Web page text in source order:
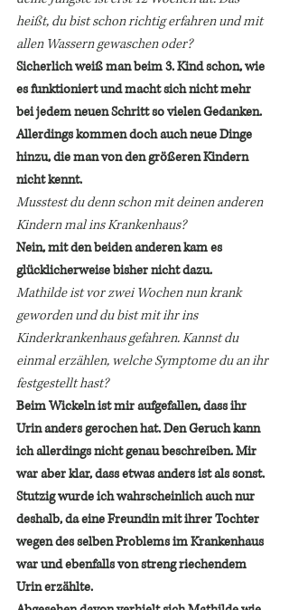
heißt, du bist schon richtig erfahren und mit
allen Wassern gewaschen oder?
Sicherlich weiß man beim 3. Kind schon, wie
es funktioniert und macht sich nicht mehr
bei jedem neuen Schritt so vielen Gedanken.
Allerdings kommen doch auch neue Dinge
hinzu, die man von den größeren Kindern
nicht kennt.
Musstest du denn schon mit deinen anderen
Kindern mal ins Krankenhaus?
Nein, mit den beiden anderen kam es
glücklicherweise bisher nicht dazu.
Mathilde ist vor zwei Wochen nun krank
geworden und du bist mit ihr ins
Kinderkrankenhaus gefahren. Kannst du
einmal erzählen, welche Symptome du an ihr
festgestellt hast?
Beim Wickeln ist mir aufgefallen, dass ihr
Urin anders gerochen hat. Den Geruch kann
ich allerdings nicht genau beschreiben. Mir
war aber klar, dass etwas anders ist als sonst.
Stutzig wurde ich wahrscheinlich auch nur
deshalb, da eine Freundin mit ihrer Tochter
wegen des selben Problems im Krankenhaus
war und ebenfalls von streng riechendem
Urin erzählte.